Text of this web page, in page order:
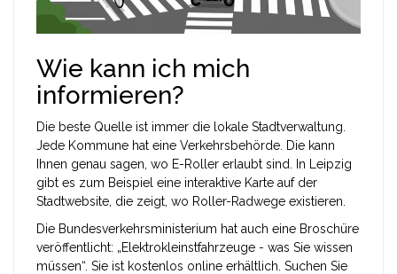
Wie kann ich mich
informieren?
Die beste Quelle ist immer die lokale Stadtverwaltung.
Jede Kommune hat eine Verkehrsbehörde. Die kann
Ihnen genau sagen, wo E-Roller erlaubt sind. In Leipzig
gibt es zum Beispiel eine interaktive Karte auf der
Stadtwebsite, die zeigt, wo Roller-Radwege existieren.
Die Bundesverkehrsministerium hat auch eine Broschüre
veröffentlicht: „Elektrokleinstfahrzeuge - was Sie wissen
müssen“. Sie ist kostenlos online erhältlich. Suchen Sie